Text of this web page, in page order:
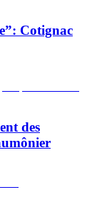
Cotignac
des